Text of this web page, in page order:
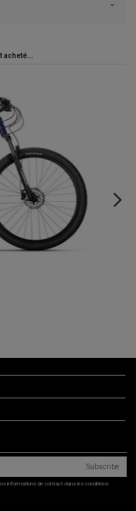
acheté...
Subscribe
informations de contact dans les conditions